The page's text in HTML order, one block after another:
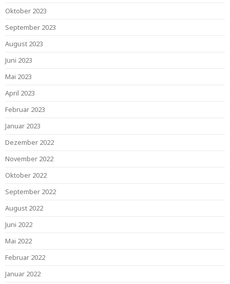
Oktober 2023
September 2023
August 2023
Juni 2023
Mai 2023
April 2023
Februar 2023
Januar 2023
Dezember 2022
November 2022
Oktober 2022
September 2022
August 2022
Juni 2022
Mai 2022
Februar 2022
Januar 2022